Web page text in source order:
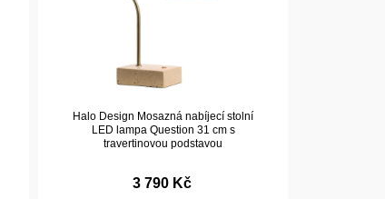
Halo Design Mosazná nabíjecí stolní
LED lampa Question 31 cm s
travertinovou podstavou
3 790 Kč